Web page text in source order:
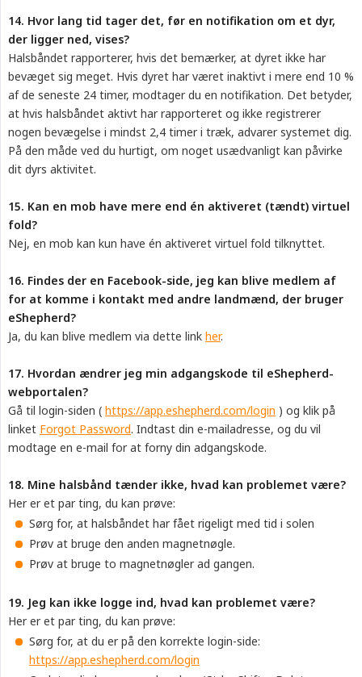
14. Hvor lang tid tager det, før en notifikation om et dyr,
der ligger ned, vises?
Halsbåndet rapporterer, hvis det bemærker, at dyret ikke har
bevæget sig meget. Hvis dyret har været inaktivt i mere end 10 %
af de seneste 24 timer, modtager du en notifikation. Det betyder,
at hvis halsbåndet aktivt har rapporteret og ikke registrerer
nogen bevægelse i mindst 2,4 timer i træk, advarer systemet dig.
På den måde ved du hurtigt, om noget usædvanligt kan påvirke
dit dyrs aktivitet.
15. Kan en mob have mere end én aktiveret (tændt) virtuel
fold?
Nej, en mob kan kun have én aktiveret virtuel fold tilknyttet.
16. Findes der en Facebook-side, jeg kan blive medlem af
for at komme i kontakt med andre landmænd, der bruger
eShepherd?
Ja, du kan blive medlem via dette link her.
17. Hvordan ændrer jeg min adgangskode til eShepherd-
webportalen?
Gå til login-siden ( https://app.eshepherd.com/login ) og klik på
linket Forgot Password. Indtast din e-mailadresse, og du vil
modtage en e-mail for at forny din adgangskode.
18. Mine halsbånd tænder ikke, hvad kan problemet være?
Her er et par ting, du kan prøve:
Sørg for, at halsbåndet har fået rigeligt med tid i solen
Prøv at bruge den anden magnetnøgle.
Prøv at bruge to magnetnøgler ad gangen.
19. Jeg kan ikke logge ind, hvad kan problemet være?
Her er et par ting, du kan prøve:
Sørg for, at du er på den korrekte login-side:
https://app.eshepherd.com/login